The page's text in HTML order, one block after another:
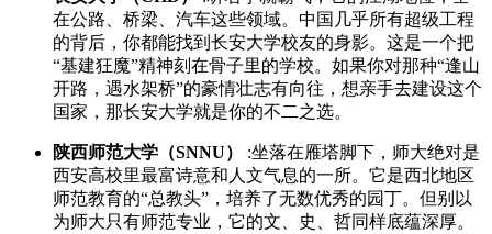
在公路、桥梁、汽车这些领域。中国几乎所有超级工程
的背后，你都能找到长安大学校友的身影。这是一个把
“基建狂魔”精神刻在骨子里的学校。如果你对那种“逢山
开路，遇水架桥”的豪情壮志有向往，想亲手去建设这个
国家，那长安大学就是你的不二之选。
陕西师范大学（SNNU） :坐落在雁塔脚下，师大绝对是
西安高校里最富诗意和人文气息的一所。它是西北地区
师范教育的“总教头”，培养了无数优秀的园丁。但别以
为师大只有师范专业，它的文、史、哲同样底蕴深厚。